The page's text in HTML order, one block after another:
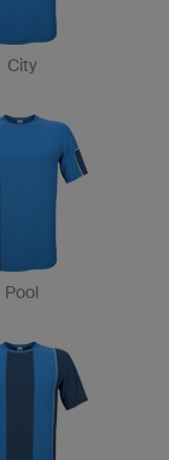
City
Pool